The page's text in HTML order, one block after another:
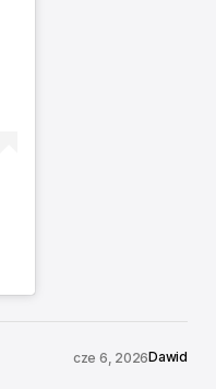
cze 6, 2026Dawid